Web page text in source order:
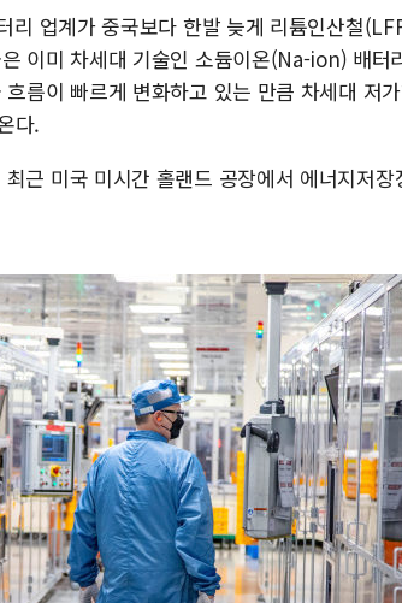
업계가 중국보다 한발 늦게 리튬인산철
이미 차세대 기술인 소듐이온(Na-ion) 배터
름이 빠르게 변화하고 있는 만큼 차세대 저
다.
근 미국 미시간 홀랜드 공장에서 에너지저